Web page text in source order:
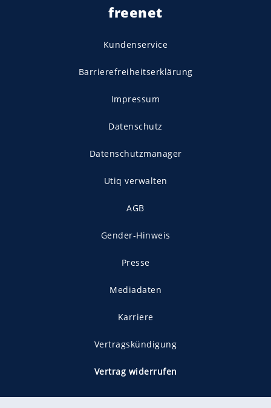
freenet
Kundenservice
Barrierefreiheitserklärung
Impressum
Datenschutz
Datenschutzmanager
Utiq verwalten
AGB
Gender-Hinweis
Presse
Mediadaten
Karriere
Vertragskündigung
Vertrag widerrufen